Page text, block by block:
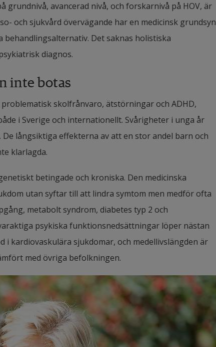
avancerad nivå, och forskarnivå på HOV, är
och sjukvård övervägande har en medicinsk grundsyn
Det saknas holistiska
diagnos.
inte botas
skolfrånvaro, ätstörningar och ADHD,
i Sverige och internationellt. Svårigheter i unga år
långsiktiga effekterna av att en stor andel barn och
klarlagda.
betingade och kroniska. Den medicinska
utan syftar till att lindra symtom men medför ofta
metabolt syndrom, diabetes typ 2 och
psykiska funktionsnedsättningar löper nästan
kardiovaskulära sjukdomar, och medellivslängden är
med övriga befolkningen.